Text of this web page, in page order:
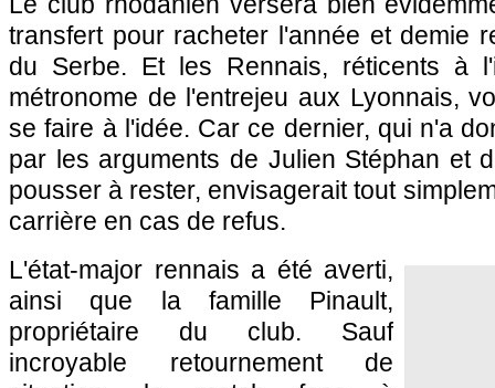
transfert pour racheter l'année et demie
du Serbe. Et les Rennais, réticents à
métronome de l'entrejeu aux Lyonnais,
se faire à l'idée. Car ce dernier, qui n'a
par les arguments de Julien Stéphan et
pousser à rester, envisagerait tout
carrière en cas de refus.
L'état-major rennais a été averti,
ainsi que la famille Pinault,
propriétaire du club. Sauf
incroyable retournement de